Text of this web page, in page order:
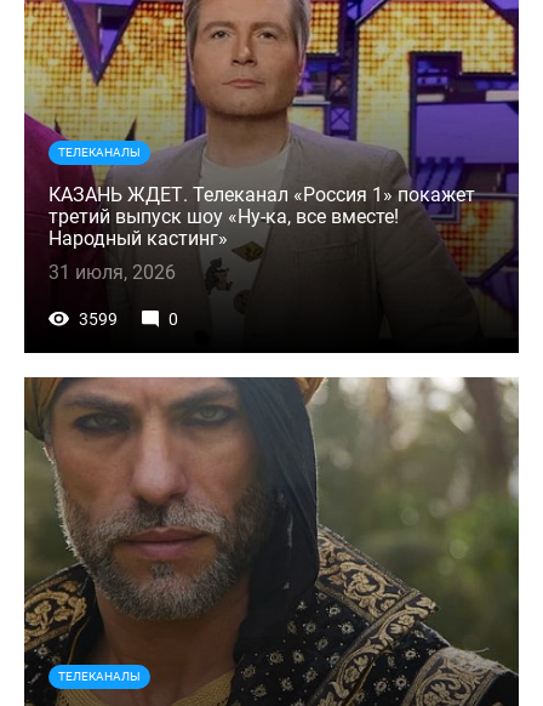
ТЕЛЕКАНАЛЫ
КАЗАНЬ ЖДЕТ. Телеканал «Россия 1» покажет
третий выпуск шоу «Ну-ка, все вместе!
Народный кастинг»
31 июля, 2026
3599 0
ТЕЛЕКАНАЛЫ